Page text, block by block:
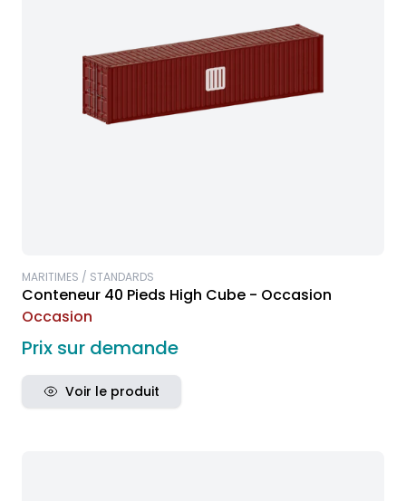
MARITIMES / STANDARDS
Conteneur 40 Pieds High Cube - Occasion
Occasion
Prix sur demande
Voir le produit